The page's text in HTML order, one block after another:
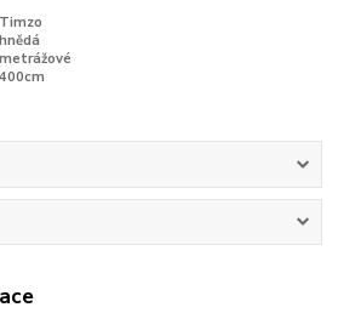
Timzo
hnědá
metrážové
400cm